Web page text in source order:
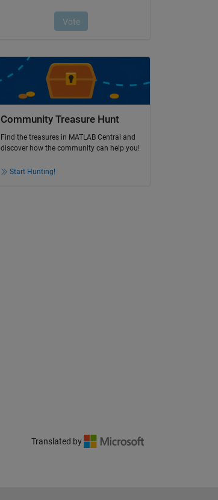
Community Treasure Hunt
Find the treasures in MATLAB Central and
discover how the community can help you!
Start Hunting!
Translated by